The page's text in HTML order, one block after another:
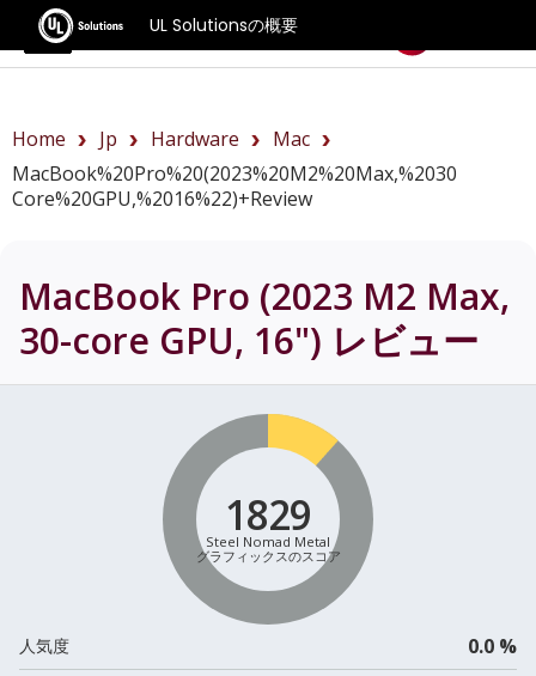
UL Solutionsの概要
ベンチマーク
Home Jp Hardware
Mac
MacBook%20Pro%20(2023%20M2%20Max,%2030
Core%20GPU,%2016%22)+review
MacBook Pro (2023 M2 Max,
30-core GPU, 16") レビュー
1829
Steel Nomad Metal
グラフィックスのスコア
人気度 0.0 %